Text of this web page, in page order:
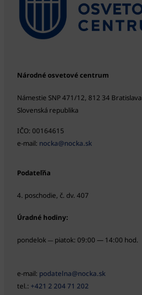
Národné osvetové centrum
Námestie SNP 471/12, 812 34 Bratislava
Slovenská republika
IČO: 00164615
e-mail: nocka@nocka.sk
Podateľňa
4. poschodie, č. dv. 407
Úradné hodiny:
pondelok — piatok: 09:00 — 14:00 hod.
e-mail: podatelna@nocka.sk
tel.: +421 2 204 71 202